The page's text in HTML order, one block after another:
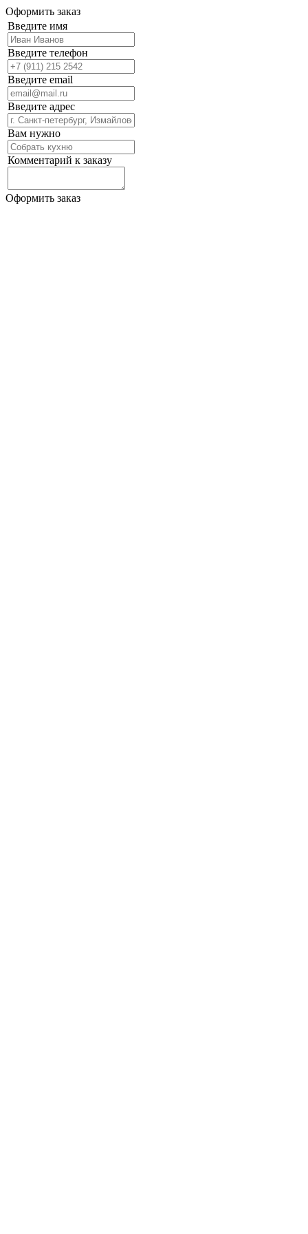
Оформить заказ
Введите имя
Введите телефон
Введите email
Введите адрес
Вам нужно
Комментарий к заказу
Оформить заказ